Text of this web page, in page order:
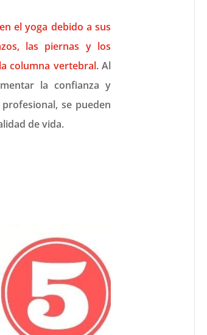
el yoga debido a sus
las piernas y los
columna vertebral. Al
la confianza y
se pueden
de vida.